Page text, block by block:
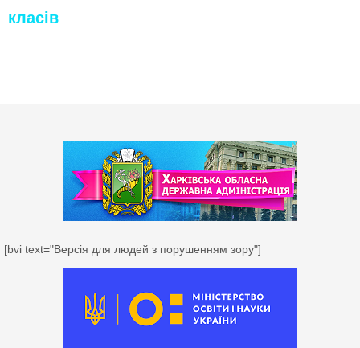
класів
[bvi text="Версія для людей з порушенням зору"]